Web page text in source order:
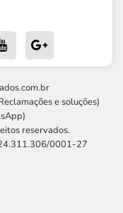
e soluções)
reservados.
0001-27